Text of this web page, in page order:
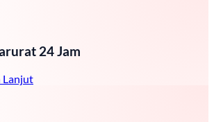
24 Jam
Lanjut